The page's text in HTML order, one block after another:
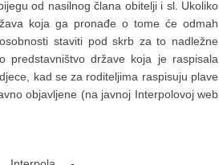
od nasilnog člana obitelji i sl. Ukoliko
koja ga pronađe o tome će odmah
staviti pod skrb za to nadležne
predstavništvo države koja je raspisala
kad se za roditeljima raspisuju plave
objavljene (na javnoj Interpolovoj web